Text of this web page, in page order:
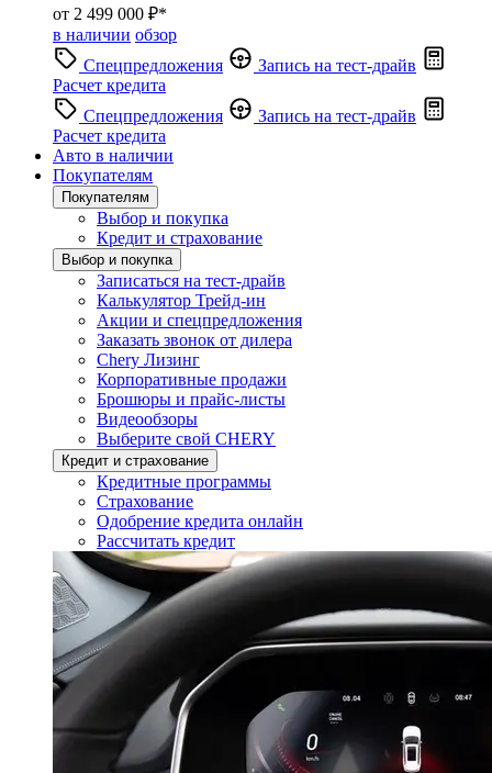
от 2 499 000 ₽*
в наличии обзор
Спецпредложения
Запись на тест-драйв
Расчет кредита
Спецпредложения
Запись на тест-драйв
Расчет кредита
Авто в наличии
Покупателям
Покупателям
Выбор и покупка
Кредит и страхование
Выбор и покупка
Записаться на тест-драйв
Калькулятор Трейд-ин
Акции и спецпредложения
Заказать звонок от дилера
Chery Лизинг
Корпоративные продажи
Брошюры и прайс-листы
Видеообзоры
Выберите свой CHERY
Кредит и страхование
Кредитные программы
Страхование
Одобрение кредита онлайн
Рассчитать кредит